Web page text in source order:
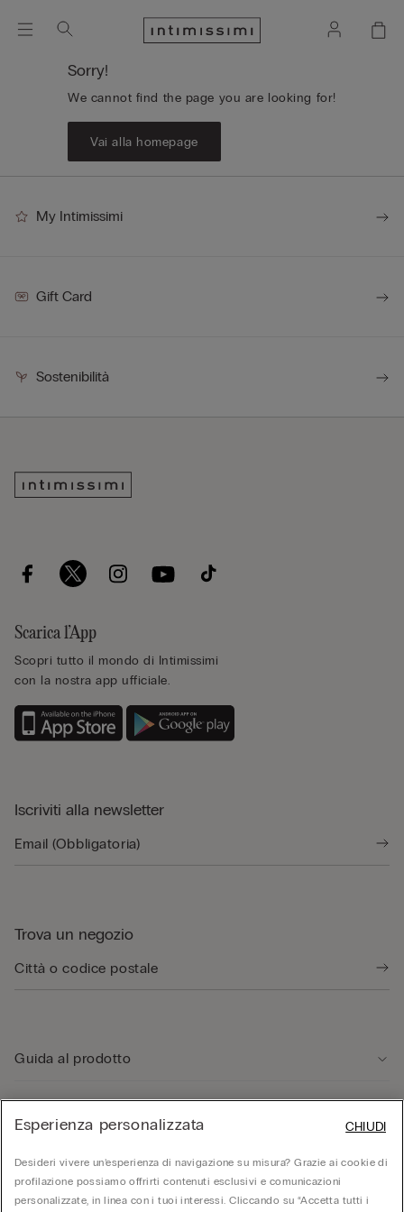
Sorry!
We cannot find the page you are looking for!
Vai alla homepage
My Intimissimi
Gift Card
Sostenibilità
Scarica l’App
Scopri tutto il mondo di Intimissimi
con la nostra app ufficiale.
Iscriviti alla newsletter
Trova un negozio
Guida al prodotto
Area Legale
Esperienza personalizzata
Desideri vivere un’esperienza di navigazione su misura? Grazie ai cookie di
profilazione possiamo offrirti contenuti esclusivi e comunicazioni
personalizzate, in linea con i tuoi interessi. Cliccando su “Accetta tutti i
CHIUDI